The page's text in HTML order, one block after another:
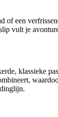
of een
vult je
klassieke